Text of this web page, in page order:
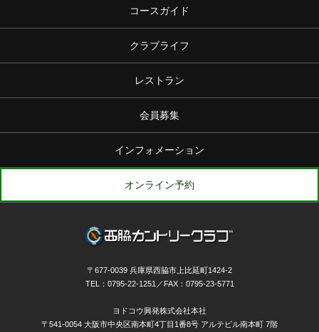
コースガイド
クラブライフ
レストラン
会員募集
インフォメーション
オンライン予約
〒677-0039 兵庫県西脇市上比延町1424-2
TEL：0795-22-1251／FAX：0795-23-5771
ヨドコウ興発株式会社本社
〒541-0054 大阪市中央区南本町4丁目1番8号 アルテビル南本町 7階